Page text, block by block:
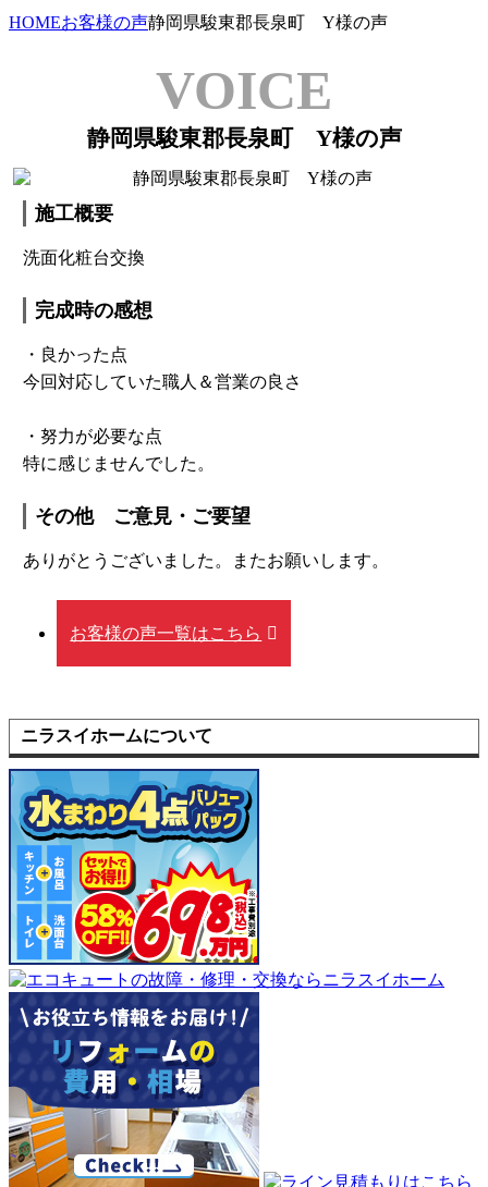
HOMEお客様の声静岡県駿東郡長泉町 Y様の声
VOICE
静岡県駿東郡長泉町 Y様の声
施工概要
洗面化粧台交換
完成時の感想
・良かった点
今回対応していた職人＆営業の良さ
・努力が必要な点
特に感じませんでした。
その他 ご意見・ご要望
ありがとうございました。またお願いします。
お客様の声一覧はこちら
ニラスイホームについて